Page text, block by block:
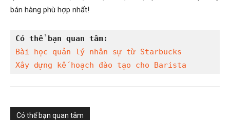
bán hàng phù hợp nhất!
Có thể bạn quan tâm:
Bài học quản lý nhân sự từ Starbucks
Xây dựng kế hoạch đào tạo cho Barista
Có thể bạn quan tâm